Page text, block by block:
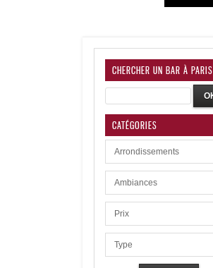
CHERCHER UN BAR À PARIS
CATÉGORIES